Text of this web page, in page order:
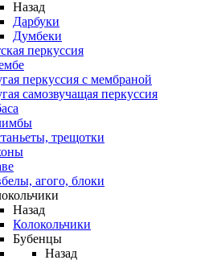
Назад
Дарбуки
Думбеки
перкуссия
перкуссия с мембраной
самозвучащая перкуссия
трещотки
агого, блоки
Назад
Колокольчики
Бубенцы
Назад